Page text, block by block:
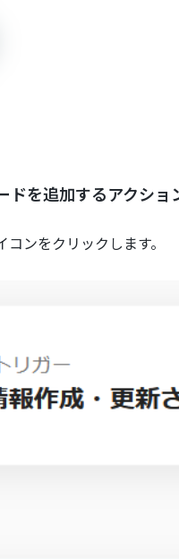
を追加するアクショ
コンをクリックします。